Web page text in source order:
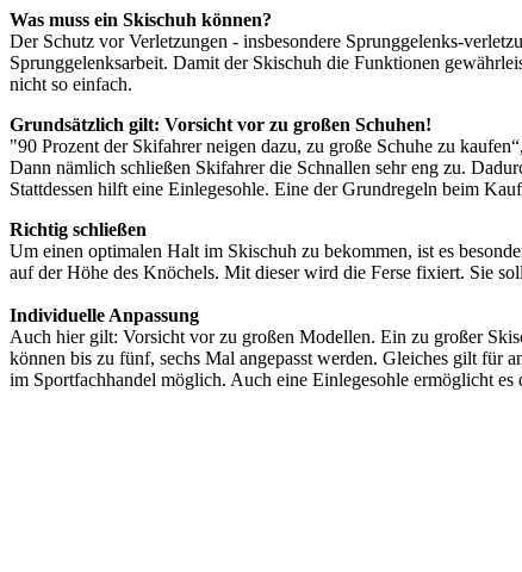
Was muss ein Skischuh können?
Der Schutz vor Verletzungen - insbesondere Sprunggelenks-
Sprunggelenksarbeit. Damit der Skischuh die Funktionen
nicht so einfach.
Grundsätzlich gilt: Vorsicht vor zu großen Schuhen!
"90 Prozent der Skifahrer neigen dazu, zu große Schuhe zu
Dann nämlich schließen Skifahrer die Schnallen sehr eng zu.
Stattdessen hilft eine Einlegesohle. Eine der Grundregeln beim
Richtig schließen
Um einen optimalen Halt im Skischuh zu bekommen, ist es
auf der Höhe des Knöchels. Mit dieser wird die Ferse fixiert. Sie
Individuelle Anpassung
Auch hier gilt: Vorsicht vor zu großen Modellen. Ein zu großer
können bis zu fünf, sechs Mal angepasst werden. Gleiches gilt für
im Sportfachhandel möglich. Auch eine Einlegesohle ermöglicht